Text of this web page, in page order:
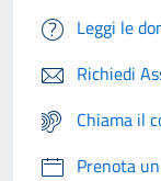
Leggi le
Richiedi
Chiama il
Prenota